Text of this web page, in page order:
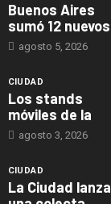
Buenos Aires
sumó 12 nuevos
agosto 5, 2026
CIUDAD
Los stands
móviles de la
agosto 3, 2026
CIUDAD
La Ciudad lanza